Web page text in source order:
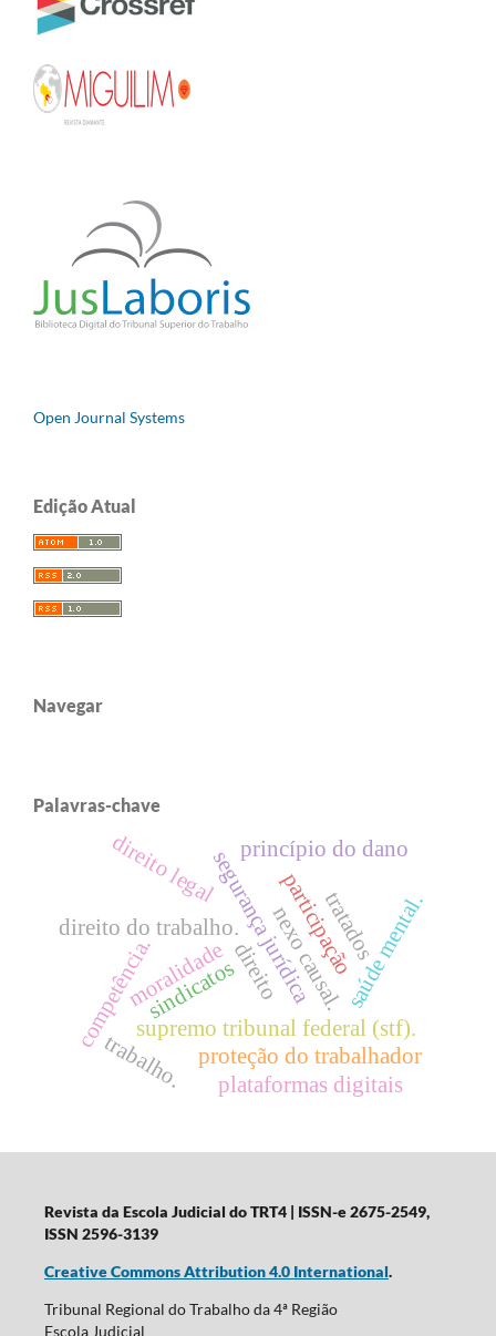
Open Journal Systems
Edição Atual
Navegar
Palavras-chave
segurança jurídica
direito do trabalho.
competência.supremo tribunal federal (stf).
nexo causal.saúde mental.
trabalho.
sindicatos
participação
direito
moralidade
princípio do dano
direito legal
tratados
proteção do trabalhador
plataformas digitais
Revista da Escola Judicial do TRT4 | ISSN-e 2675-2549,
ISSN 2596-3139
Creative Commons Attribution 4.0 International.
Tribunal Regional do Trabalho da 4ª Região
Escola Judicial